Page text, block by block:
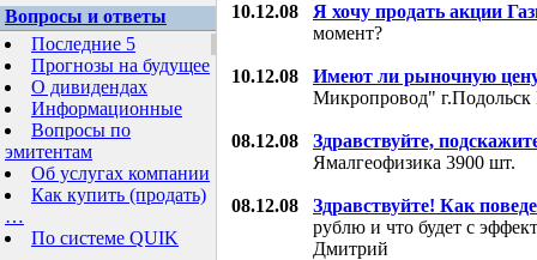
Вопросы и ответы
Последние 5
Прогнозы на будущее
О дивидендах
Информационные
Вопросы по
эмитентам
Об услугах компании
Как купить (продать)
…
По системе QUIK
10.12.08 Я хочу продать акции
момент?
10.12.08
Имеют ли рыночную
Микропровод"
08.12.08
Здравствуйте,
Ямалгеофизика 3900 шт.
08.12.08
Здравствуйте! Как
рублю и что будет с
Дмитрий